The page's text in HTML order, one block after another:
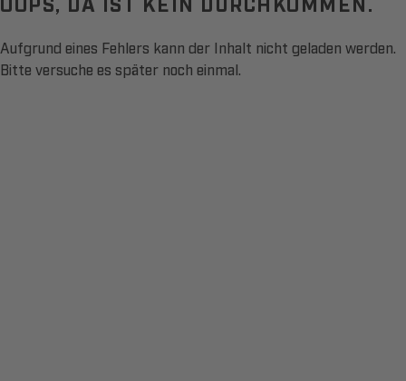
Aufgrund eines Fehlers kann der Inhalt nicht geladen werden.
Bitte versuche es später noch einmal.